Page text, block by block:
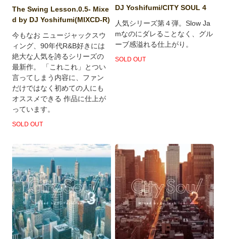
The Swing Lesson.0.5- Mixe
d by DJ Yoshifumi(MIXCD-R)
今もなお ニュージャックスウ
ィング、90年代R&B好きには
絶大な人気を誇るシリーズの
最新作。 「これこれ」とつい
言ってしまう内容に、ファン
だけではなく初めての人にも
オススメできる 作品に仕上が
っています。
SOLD OUT
DJ Yoshifumi/CITY SOUL 4
人気シリーズ第４弾。Slow Ja
mなのにダレることなく、グル
ーブ感溢れる仕上がり。
SOLD OUT